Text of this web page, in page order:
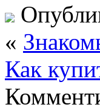
«
Как